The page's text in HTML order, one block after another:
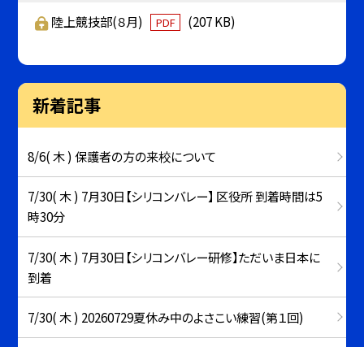
陸上競技部(８月) PDF (207 KB)
新着記事
8/6( 木 ) 保護者の方の来校について
7/30( 木 ) 7月30日【シリコンバレー】 区役所 到着時間は5
時30分
7/30( 木 ) 7月30日【シリコンバレー研修】ただいま日本に
到着
7/30( 木 ) 20260729夏休み中のよさこい練習(第１回)